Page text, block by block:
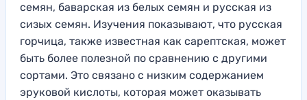
семян, баварская из белых семян и русская из
сизых семян. Изучения показывают, что русская
горчица, также известная как сарептская, может
быть более полезной по сравнению с другими
сортами. Это связано с низким содержанием
эруковой кислоты, которая может оказывать